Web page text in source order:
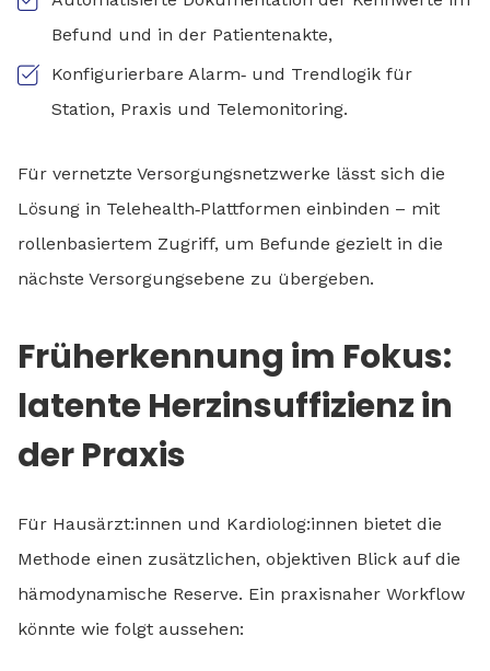
Befund und in der Patientenakte,
Konfigurierbare Alarm‑ und Trendlogik für
Station, Praxis und Telemonitoring.
Für vernetzte Versorgungsnetzwerke lässt sich die
Lösung in Telehealth‑Plattformen einbinden – mit
rollenbasiertem Zugriff, um Befunde gezielt in die
nächste Versorgungsebene zu übergeben.
Früherkennung im Fokus:
latente Herzinsuffizienz in
der Praxis
Für Hausärzt:innen und Kardiolog:innen bietet die
Methode einen zusätzlichen, objektiven Blick auf die
hämodynamische Reserve. Ein praxisnaher Workflow
könnte wie folgt aussehen: